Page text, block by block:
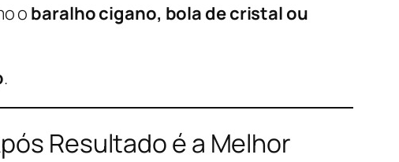
o baralho cigano, bola de cristal ou
.
Resultado é a Melhor